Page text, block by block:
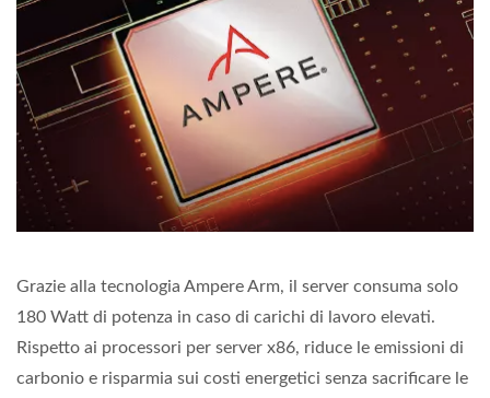
Grazie alla tecnologia Ampere Arm, il server consuma solo
180 Watt di potenza in caso di carichi di lavoro elevati.
Rispetto ai processori per server x86, riduce le emissioni di
carbonio e risparmia sui costi energetici senza sacrificare le